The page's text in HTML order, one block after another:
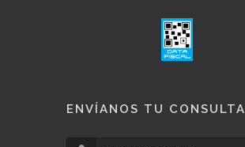
ENVÍANOS TU CONSULTA